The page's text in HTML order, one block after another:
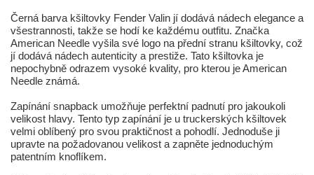
Černá barva kšiltovky Fender Valin jí dodává nádech elegance a
všestrannosti, takže se hodí ke každému outfitu. Značka
American Needle vyšila své logo na přední stranu kšiltovky, což
jí dodává nádech autenticity a prestiže. Tato kšiltovka je
nepochybně odrazem vysoké kvality, pro kterou je American
Needle známá.
Zapínání snapback umožňuje perfektní padnutí pro jakoukoli
velikost hlavy. Tento typ zapínání je u truckerských kšiltovek
velmi oblíbený pro svou praktičnost a pohodlí. Jednoduše ji
upravte na požadovanou velikost a zapněte jednoduchým
patentním knoflíkem.